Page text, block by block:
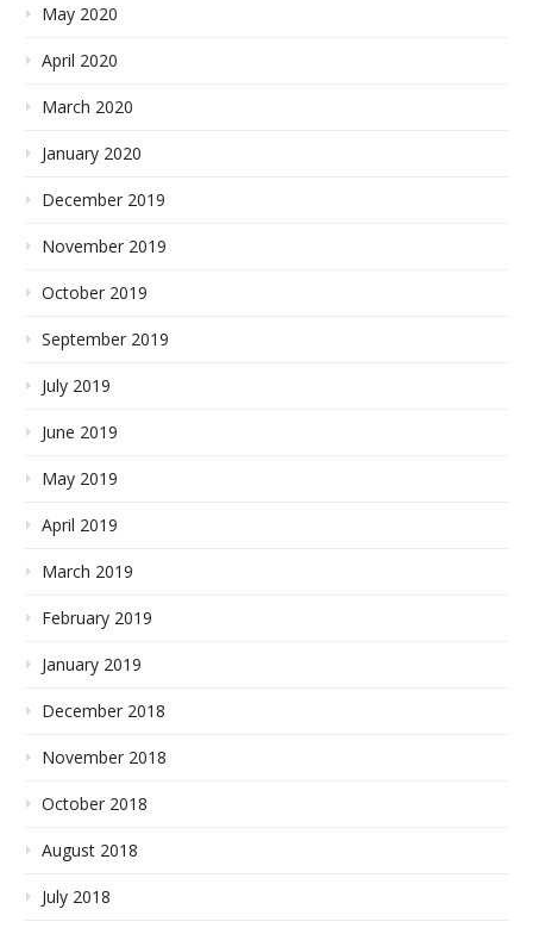
May 2020
April 2020
March 2020
January 2020
December 2019
November 2019
October 2019
September 2019
July 2019
June 2019
May 2019
April 2019
March 2019
February 2019
January 2019
December 2018
November 2018
October 2018
August 2018
July 2018